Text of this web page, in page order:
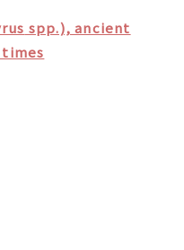
spp.), ancient